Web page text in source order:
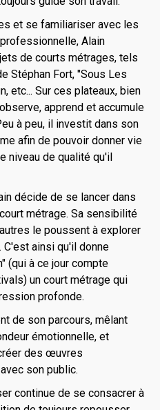
et se familiariser avec les
Alain
de courts métrages, tels
Stéphan Fort, "Sous Les
etc... Sur ces plateaux, bien
apprend et accumule
à peu, il investit dans son
afin de pouvoir donner vie
niveau de qualité qu'il
décide de se lancer dans
métrage. Sa sensibilité
le poussent à explorer
ainsi qu'il donne
(qui à ce jour compte
un court métrage qui
profonde.
de son parcours, mêlant
émotionnelle, et
des œuvres
son public.
continue de se consacrer à